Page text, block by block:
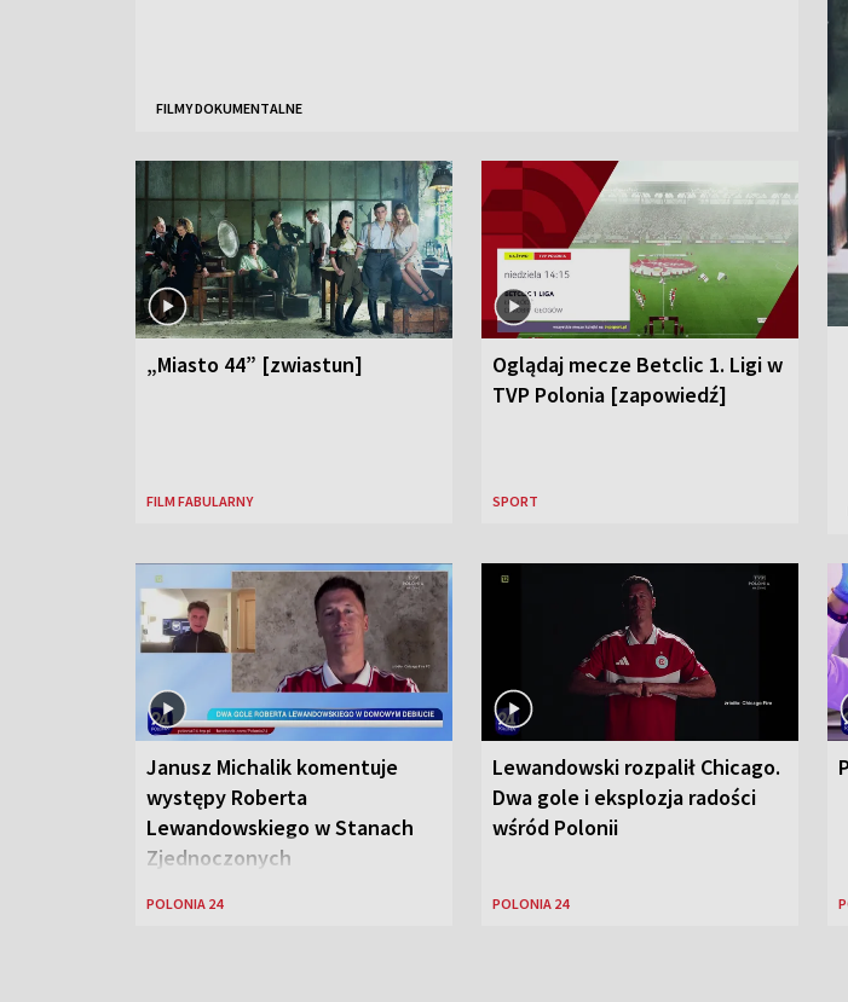
FILMY DOKUMENTALNE
„Miasto 44” [zwiastun]
FILM FABULARNY
Oglądaj mecze Betclic 1. Ligi w
TVP Polonia [zapowiedź]
SPORT
Janusz Michalik komentuje
występy Roberta
Lewandowskiego w Stanach
Zjednoczonych
POLONIA 24
Lewandowski rozpalił Chicago.
Dwa gole i eksplozja radości
wśród Polonii
POLONIA 24